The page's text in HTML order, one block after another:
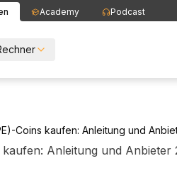
Academy Podcast
Coins kaufen: Anleitung und
Anleitung und Anbieter